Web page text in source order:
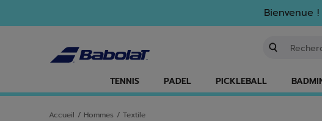
Bienvenue
TENNIS PADEL PICKLEBALL
Accueil / Hommes / Textile